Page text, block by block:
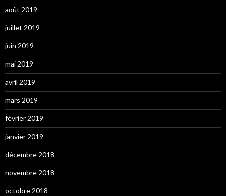
août 2019
juillet 2019
juin 2019
mai 2019
avril 2019
mars 2019
février 2019
janvier 2019
décembre 2018
novembre 2018
octobre 2018